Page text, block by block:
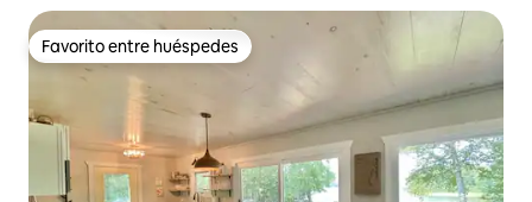
Favorito entre huéspedes
Favorito entre huéspedes